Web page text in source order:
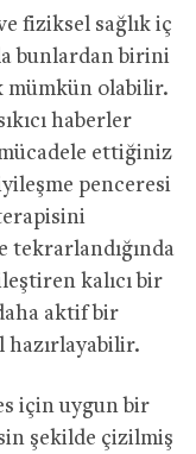
fiziksel sağlık iç
bunlardan birini
mümkün olabilir.
haberler
ettiğiniz
penceresi
kalıcı bir
aktif bir
hazırlayabilir.
için uygun bir
şekilde çizilmiş